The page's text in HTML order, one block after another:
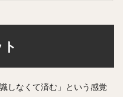
しなくて済む」という感覚